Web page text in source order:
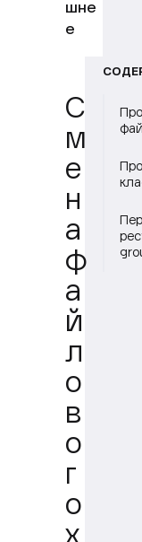
шне
е
С
м
е
н
а
ф
а
й
л
о
в
о
г
о
х